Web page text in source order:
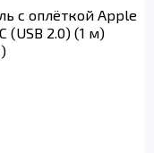
с оплёткой Apple
(USB 2.0) (1 м)